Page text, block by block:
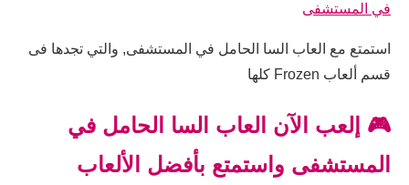
في المستشفى
استمتع مع العاب السا الحامل في المستشفى, والتي تجدها فى
قسم ألعاب Frozen كلها
🎮 إلعب الآن العاب السا الحامل في
المستشفى واستمتع بأفضل الألعاب